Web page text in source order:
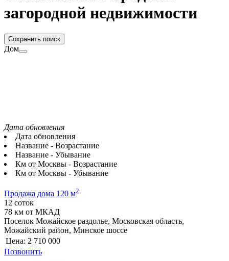
загородной недвижимости
Сохранить поиск
Дом
Дата обновления
Дата обновления
Название - Возрастание
Название - Убывание
Км от Москвы - Возрастание
Км от Москвы - Убывание
Продажа дома 120 м2
12 соток
78 км от МКАД
Поселок Можайское раздолье, Московская область,
Можайский район, Минское шоссе
Цена: 2 710 000
Позвонить